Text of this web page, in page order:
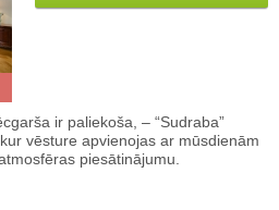
ir paliekoša, – “Sudraba”
vēsture apvienojas ar mūsdienām
piesātinājumu.